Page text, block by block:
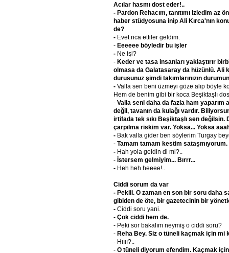
Acılar hasmı dost eder!..
- Pardon Rehacım, tanıtımı izledim az
haber stüdyosuna inip Ali Kırca'nın
de?
- Evet rica ettiler geldim.
- Eeeeee böyledir bu işler
- Ne işi?
- Keder ve tasa insanları yaklaştırır
olmasa da Galatasaray da hüzünlü. Ali
durusunuz şimdi takımlarınızın
- Valla sen beni üzmeyi göze alıp böyle
Hem de benim gibi bir koca Beşiktaşlı
- Valla seni daha da fazla ham yaparım
değil, tavanın da kulağı vardır.
irtifada tek sıkı Beşiktaşlı sen değilsin.
çarpılma riskim var. Yoksa... Yoksa
- Bak valla gider ben söylerim Turgay
- Tamam tamam kestim sataşmıyorum.
- Hah yola geldin di mi?..
- İstersem gelmiyim... Bırrr...
- Heh heh heeee!..
Ciddi sorum da var
- Pekiii. O zaman en son bir soru daha
gibiden de öte, bir gazetecinin bir
- Ciddi soru yani.
- Çok ciddi hem de.
- Peki sor bakalım neymiş o ciddi soru?
- Reha Bey. Siz o tüneli kaçmak için mi
- Hıııı?..
- O tüneli diyorum efendim. Kaçmak için